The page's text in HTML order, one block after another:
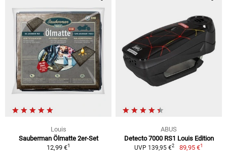
Louis
Sauberman Ölmatte 2er-Set
12,99 €1
ABUS
Detecto 7000 RS1 Louis Edition
UVP 139,95 €2 89,95 €1